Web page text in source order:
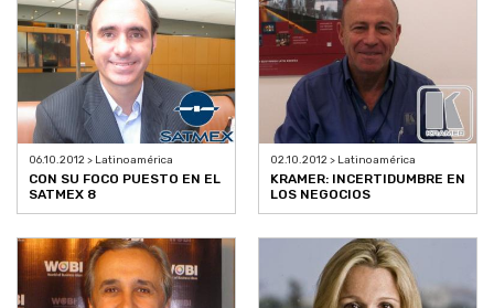
06.10.2012 > Latinoamérica
CON SU FOCO PUESTO EN EL
SATMEX 8
02.10.2012 > Latinoamérica
KRAMER: INCERTIDUMBRE EN
LOS NEGOCIOS